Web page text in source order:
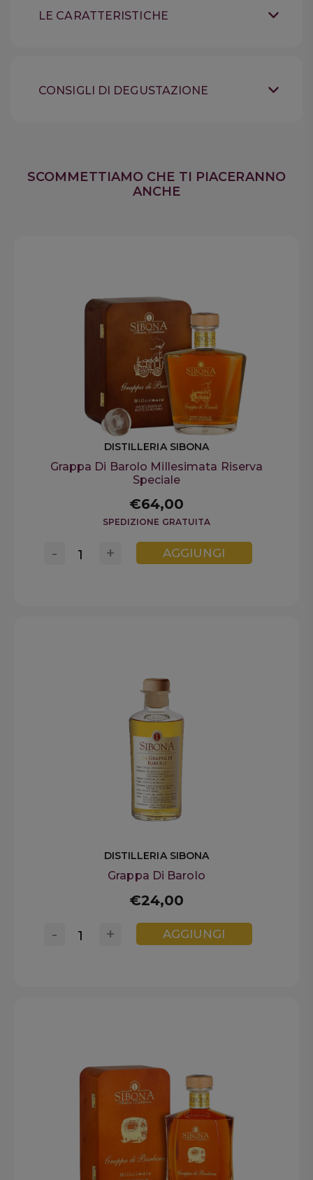
LE CARATTERISTICHE
Provenienza
CONSIGLI DI DEGUSTAZIONE
SCOMMETTIAMO CHE TI PIACERANNO
ANCHE
DISTILLERIA SIBONA
Grappa Di Barolo Millesimata Riserva
Speciale
€64,00
SPEDIZIONE GRATUITA
+
- AGGIUNGI
DISTILLERIA SIBONA
Grappa Di Barolo
€24,00
+
- AGGIUNGI